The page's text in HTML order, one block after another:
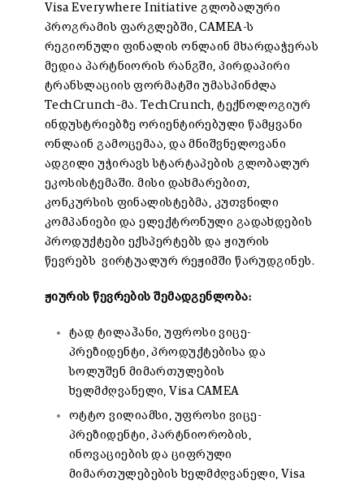
Visa Everywhere Initiative გლობალური
პროგრამის ფარგლებში, CAMEA-ს
რეგიონული ფინალის ონლაინ მხარდაჭერას
მედია პარტნიორის რანგში, პირდაპირი
ტრანსლაციის ფორმატში უმასპინძლა
TechCrunch–მა. TechCrunch, ტექნოლოგიურ
ინდუსტრიებზე ორიენტირებული წამყვანი
ონლაინ გამოცემაა, და მნიშვნელოვანი
ადგილი უჭირავს სტარტაპების გლობალურ
ეკოსისტემაში. მისი დახმარებით,
კონკურსის ფინალისტებმა, კუთვნილი
კომპანიები და ელექტრონული გადახდების
პროდუქტები ექსპერტებს და ჟიურის
წევრებს ვირტუალურ რეჟიმში წარუდგინეს.
ჟიურის წევრების შემადგენლობა:
ტად ტილაჰანი, უფროსი ვიცე-
პრეზიდენტი, პროდუქტებისა და
სოლუშენ მიმართულების
ხელმძღვანელი, Visa CAMEA
ოტტო ვილიამსი, უფროსი ვიცე-
პრეზიდენტი, პარტნიორობის,
ინოვაციების და ციფრული
მიმართულებების ხელმძღვანელი, Visa